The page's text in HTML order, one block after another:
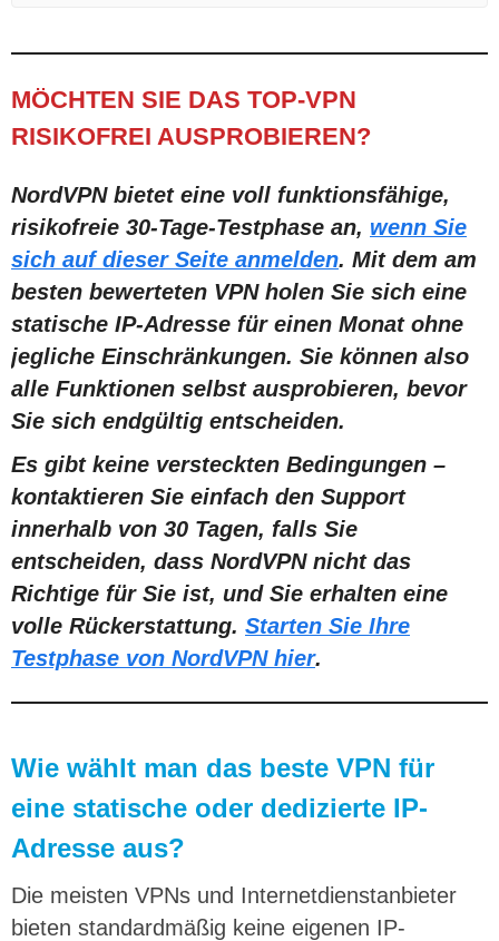
MÖCHTEN SIE DAS TOP-VPN
RISIKOFREI AUSPROBIEREN?
NordVPN bietet eine voll funktionsfähige,
risikofreie 30-Tage-Testphase an, wenn Sie
sich auf dieser Seite anmelden. Mit dem am
besten bewerteten VPN holen Sie sich eine
statische IP-Adresse für einen Monat ohne
jegliche Einschränkungen. Sie können also
alle Funktionen selbst ausprobieren, bevor
Sie sich endgültig entscheiden.
Es gibt keine versteckten Bedingungen –
kontaktieren Sie einfach den Support
innerhalb von 30 Tagen, falls Sie
entscheiden, dass NordVPN nicht das
Richtige für Sie ist, und Sie erhalten eine
volle Rückerstattung. Starten Sie Ihre
Testphase von NordVPN hier.
Wie wählt man das beste VPN für
eine statische oder dedizierte IP-
Adresse aus?
Die meisten VPNs und Internetdienstanbieter
bieten standardmäßig keine eigenen IP-